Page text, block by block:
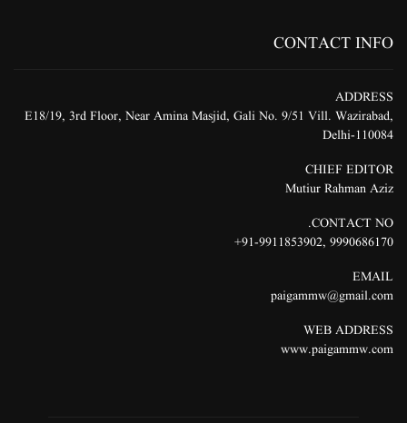
CONTACT INFO
ADDRESS
E18/19, 3rd Floor, Near Amina Masjid, Gali No. 9/51 Vill. Wazirabad,
Delhi-110084
CHIEF EDITOR
Mutiur Rahman Aziz
CONTACT NO.
9990686170
,
91-9911853902+
EMAIL
paigammw@gmail.com
WEB ADDRESS
www.paigammw.com